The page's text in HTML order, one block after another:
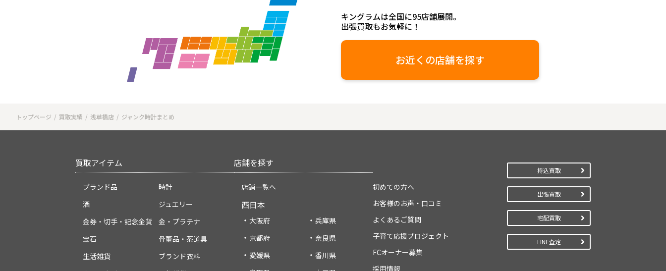
キングラムは全国に95店舗展開。
出張買取もお気軽に！
お近くの店舗を探す
トップページ 買取実績 浅草橋店 ジャンク時計まとめ
買取アイテム
ブランド品
時計
酒
ジュエリー
金券・切手・記念金貨
金・プラチナ
宝石
骨董品・茶道具
生活雑貨
ブランド衣料
店舗を探す
店舗一覧へ
西日本
大阪府
兵庫県
京都府
奈良県
愛媛県
香川県
初めての方へ
お客様のお声・口コミ
よくあるご質問
子育て応援プロジェクト
FCオーナー募集
採用情報
持込買取
出張買取
宅配買取
LINE査定